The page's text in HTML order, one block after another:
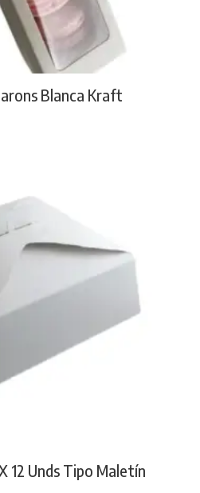
Blanca Kraft
12 Unds Tipo Maletín